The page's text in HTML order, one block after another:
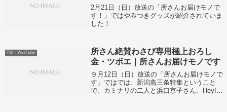
2月21日（日）放送の「所さんお届けモノで
す！」ではやみつきグッズが紹介されていま
した！
TV・YouTube
所さん絶賛わさび専用極上おろし
金・ツボエ｜所さんお届けモノです
９月12日（日）放送の「所さんお届けモノで
す」ではでは、新潟燕三条特集ということ
で、カミナリの二人と浜口京子さん、Hey!